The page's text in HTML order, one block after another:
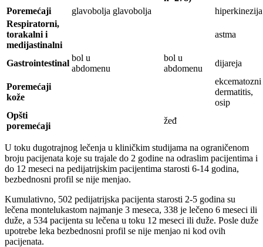
Poremećaji glavobolja glavobolja
hiperkinezija
Respiratorni,
torakalni i
medijastinalni
astma
Gastrointestinal
bol u
abdomenu
bol u
abdomenu
dijareja
Poremećaji
kože
ekcematozni
dermatitis,
osip
Opšti
poremećaji
žeđ
U toku dugotrajnog lečenja u kliničkim studijama na ograničenom
broju pacijenata koje su trajale do 2 godine na odraslim pacijentima i
do 12 meseci na pedijatrijskim pacijentima starosti 6-14 godina,
bezbednosni profil se nije menjao.
Kumulativno, 502 pedijatrijska pacijenta starosti 2-5 godina su
lečena montelukastom najmanje 3 meseca, 338 je lečeno 6 meseci ili
duže, a 534 pacijenta su lečena u toku 12 meseci ili duže. Posle duže
upotrebe leka bezbednosni profil se nije menjao ni kod ovih
pacijenata.